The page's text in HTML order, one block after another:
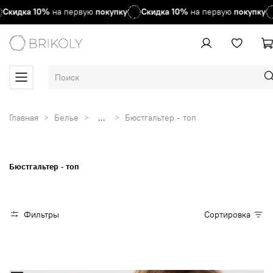
10%на первуюпокупку Скидка10%на первуюпокупку
Главная Белье ... Бюстгальтер - топ
Бюстгальтер - топ
Фильтры Сортировка